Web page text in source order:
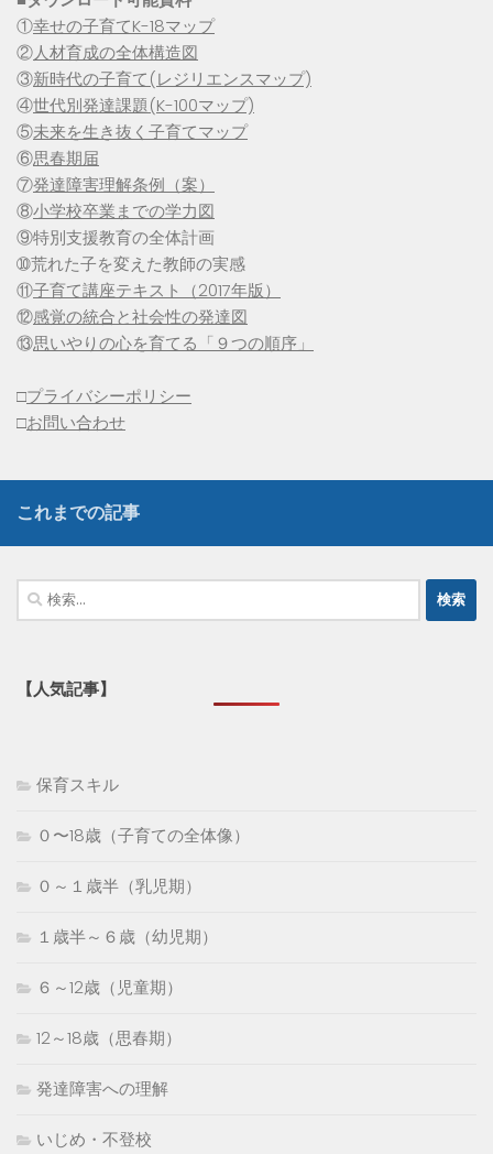
①幸せの子育てK-18マップ
②人材育成の全体構造図
③新時代の子育て(レジリエンスマップ)
④世代別発達課題(K-100マップ)
⑤未来を生き抜く子育てマップ
⑥思春期届
⑦発達障害理解条例（案）
⑧小学校卒業までの学力図
⑨特別支援教育の全体計画
➉荒れた子を変えた教師の実感
⑪子育て講座テキスト（2017年版）
⑫感覚の統合と社会性の発達図
⑬思いやりの心を育てる「９つの順序」
□プライバシーポリシー
□お問い合わせ
これまでの記事
検
索:
【人気記事】
保育スキル
０〜18歳（子育ての全体像）
０～１歳半（乳児期）
１歳半～６歳（幼児期）
６～12歳（児童期）
12～18歳（思春期）
発達障害への理解
いじめ・不登校